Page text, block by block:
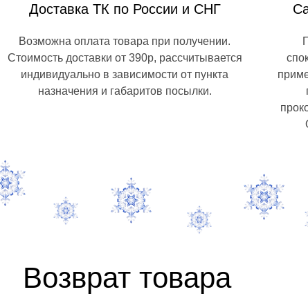
Доставка ТК по России и СНГ
Возможна оплата товара при получении.
Стоимость доставки от 390р, рассчитывается
индивидуально в зависимости от пункта
назначения и габаритов посылки.
Возврат товара